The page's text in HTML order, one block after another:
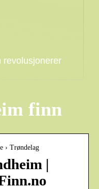
revolusjonerer
finn
› Trøndelag
|